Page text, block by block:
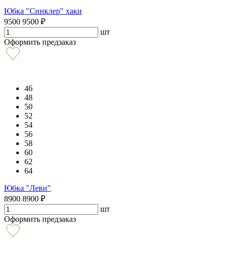
Юбка "Синклер" хаки
9500 9500 ₽
шт
Оформить предзаказ
46
48
50
52
54
56
58
60
62
64
Юбка "Леви"
8900 8900 ₽
шт
Оформить предзаказ